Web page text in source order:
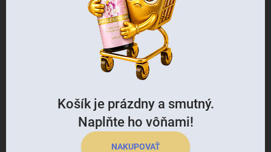
Košík je prázdny a smutný.
Naplňte ho vôňami!
NAKUPOVAŤ